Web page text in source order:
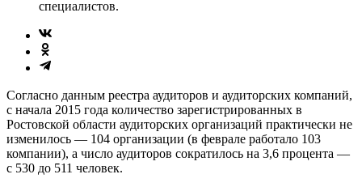
специалистов.
Согласно данным реестра аудиторов и аудиторских компаний,
с начала 2015 года количество зарегистрированных в
Ростовской области аудиторских организаций практически не
изменилось — 104 организации (в феврале работало 103
компании), а число аудиторов сократилось на 3,6 процента —
с 530 до 511 человек.